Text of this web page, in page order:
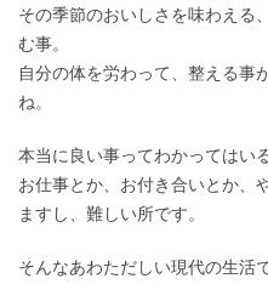
その季節のおいしさを味わえる
む事。
自分の体を労わって、整える事
ね。
本当に良い事ってわかってはい
お仕事とか、お付き合いとか、
ますし、難しい所です。
そんなあわただしい現代の生活